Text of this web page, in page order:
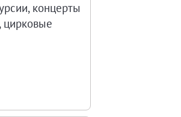
концерты
цирковые